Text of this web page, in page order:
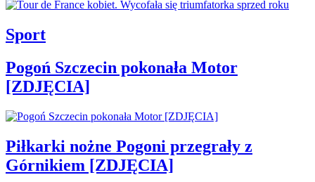
Sport
Pogoń Szczecin pokonała Motor
[ZDJĘCIA]
Piłkarki nożne Pogoni przegrały z
Górnikiem [ZDJĘCIA]